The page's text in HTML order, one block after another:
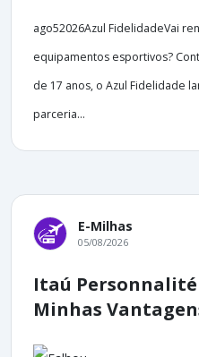
ago52026Azul FidelidadeVai
equipamentos esportivos?
de 17 anos, o Azul Fidelidade
parceria...
E-Milhas
05/08/2026
Itaú
Minhas